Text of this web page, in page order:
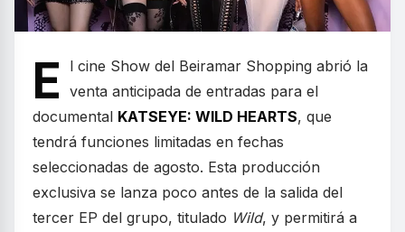
E
l cine Show del Beiramar Shopping abrió la
venta anticipada de entradas para el
documental KATSEYE: WILD HEARTS, que
tendrá funciones limitadas en fechas
seleccionadas de agosto. Esta producción
exclusiva se lanza poco antes de la salida del
tercer EP del grupo, titulado Wild, y permitirá a